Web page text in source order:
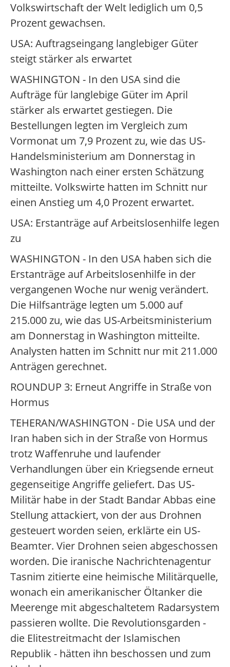
Volkswirtschaft der Welt lediglich um 0,5
Prozent gewachsen.
USA: Auftragseingang langlebiger Güter
steigt stärker als erwartet
WASHINGTON - In den USA sind die
Aufträge für langlebige Güter im April
stärker als erwartet gestiegen. Die
Bestellungen legten im Vergleich zum
Vormonat um 7,9 Prozent zu, wie das US-
Handelsministerium am Donnerstag in
Washington nach einer ersten Schätzung
mitteilte. Volkswirte hatten im Schnitt nur
einen Anstieg um 4,0 Prozent erwartet.
USA: Erstanträge auf Arbeitslosenhilfe legen
zu
WASHINGTON - In den USA haben sich die
Erstanträge auf Arbeitslosenhilfe in der
vergangenen Woche nur wenig verändert.
Die Hilfsanträge legten um 5.000 auf
215.000 zu, wie das US-Arbeitsministerium
am Donnerstag in Washington mitteilte.
Analysten hatten im Schnitt nur mit 211.000
Anträgen gerechnet.
ROUNDUP 3: Erneut Angriffe in Straße von
Hormus
TEHERAN/WASHINGTON - Die USA und der
Iran haben sich in der Straße von Hormus
trotz Waffenruhe und laufender
Verhandlungen über ein Kriegsende erneut
gegenseitige Angriffe geliefert. Das US-
Militär habe in der Stadt Bandar Abbas eine
Stellung attackiert, von der aus Drohnen
gesteuert worden seien, erklärte ein US-
Beamter. Vier Drohnen seien abgeschossen
worden. Die iranische Nachrichtenagentur
Tasnim zitierte eine heimische Militärquelle,
wonach ein amerikanischer Öltanker die
Meerenge mit abgeschaltetem Radarsystem
passieren wollte. Die Revolutionsgarden -
die Elitestreitmacht der Islamischen
Republik - hätten ihn beschossen und zum